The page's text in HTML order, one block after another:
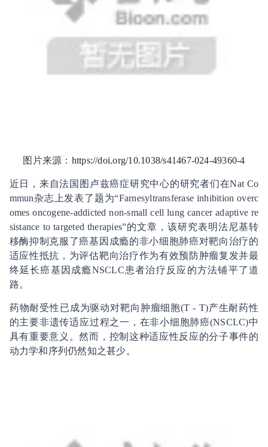
图片来源： https://doi.org/10.1038/s41467-024-49360-4
近日，来自法国图卢兹癌症研究中心的研究者们在Nat Co
mmun杂志上发表了题为“Farnesyltransferase inhibition overc
omes oncogene-addicted non-small cell lung cancer adaptive re
sistance to targeted therapies”的文章，该研究表明法尼基转
移酶抑制克服了癌基因成瘾的非小细胞肺癌对靶向治疗的
适应性抵抗，为评估靶向治疗作为有效预防肿瘤复发并最
终延长癌基因成瘾NSCLC患者治疗反应的方法铺平了道
路。
药物耐受性已成为驱动对靶向肿瘤细胞(T - T)产生耐药性
的主要非遗传适应过程之一，在非小细胞肺癌(NSCLC)中
具有重要意义。然而，控制这种适应性反应的分子事件的
动力学和序列仍然知之甚少。